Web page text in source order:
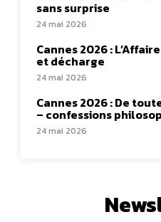
sans surprise
24 mai 2026
Cannes 2026 :
et décharge
24 mai 2026
Cannes 2026 : De
– confessions
24 mai 2026